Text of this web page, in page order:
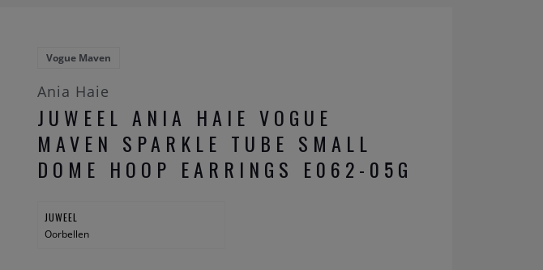
Vogue Maven
Ania Haie
JUWEEL ANIA HAIE VOGUE
MAVEN SPARKLE TUBE SMALL
DOME HOOP EARRINGS E062-05G
JUWEEL
Oorbellen